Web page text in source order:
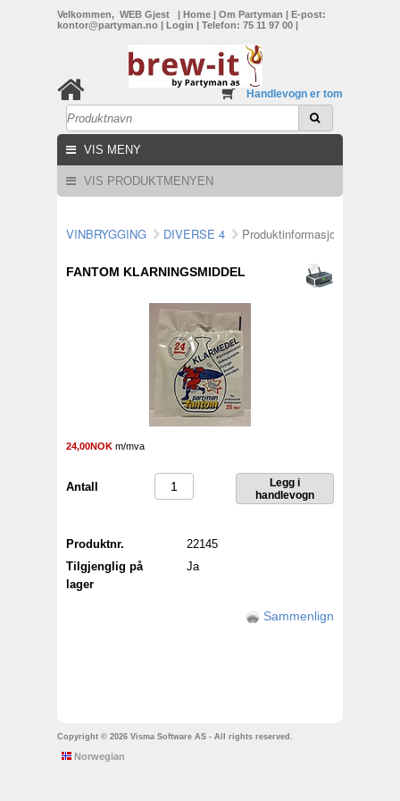
Velkommen, WEB Gjest | Home | Om Partyman | E-post:
kontor@partyman.no | Login | Telefon: 75 11 97 00 |
Handlevogn er tom
VIS MENY
VIS PRODUKTMENYEN
VINBRYGGING DIVERSE 4 Produktinformasjon
FANTOM KLARNINGSMIDDEL
24,00NOK m/mva
Antall
Produktnr.
22145
Tilgjenglig på
lager
Ja
Sammenlign
Copyright © 2026 Visma Software AS - All rights reserved.
Norwegian